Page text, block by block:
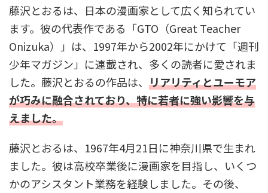
藤沢とおるは、日本の漫画家として広く知られてい
ます。彼の代表作である「GTO（Great Teacher
Onizuka）」は、1997年から2002年にかけて「週刊
少年マガジン」に連載され、多くの読者に愛されま
した。藤沢とおるの作品は、 リアリティとユーモア
が巧みに融合されており、特に若者に強い影響を与
えました。
藤沢とおるは、1967年4月21日に神奈川県で生まれ
ました。彼は高校卒業後に漫画家を目指し、いくつ
かのアシスタント業務を経験しました。その後、